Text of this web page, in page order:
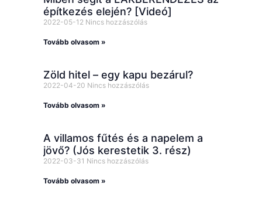
építkezés elején? [Videó]
2022-05-12 Nincs hozzászólás
Tovább olvasom »
Zöld hitel – egy kapu bezárul?
2022-04-20 Nincs hozzászólás
Tovább olvasom »
A villamos fűtés és a napelem a
jövő? (Jós kerestetik 3. rész)
2022-03-31 Nincs hozzászólás
Tovább olvasom »